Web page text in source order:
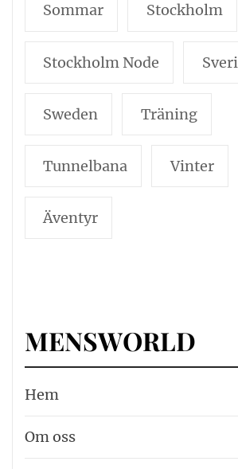
Sommar Stockholm
Stockholm Node
Sweden Träning
Tunnelbana Vinter
Äventyr
MENSWORLD
Hem
Om oss